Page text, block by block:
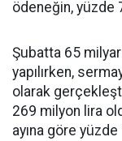
ödeneğin, yüzde
Şubatta 65
yapılırken,
olarak
269 milyon lira
ayına göre